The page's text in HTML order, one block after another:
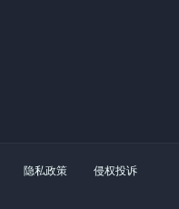
隐私政策
侵权投诉